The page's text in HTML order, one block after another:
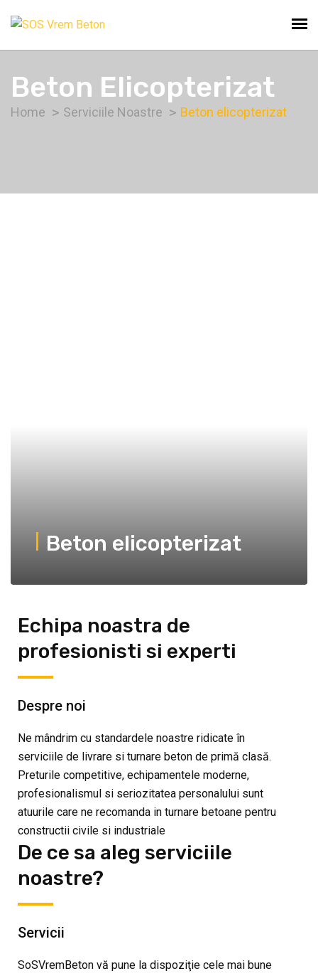
Beton Elicopterizat
Home Serviciile Noastre Beton elicopterizat
Beton elicopterizat
Echipa noastra de
profesionisti si experti
Despre noi
Ne mândrim cu standardele noastre ridicate în
serviciile de livrare si turnare beton de primă clasă.
Preturile competitive, echipamentele moderne,
profesionalismul si seriozitatea personalului sunt
atuurile care ne recomanda in turnare betoane pentru
constructii civile si industriale
De ce sa aleg serviciile
noastre?
Servicii
SoSVremBeton vă pune la dispoziţie cele mai bune